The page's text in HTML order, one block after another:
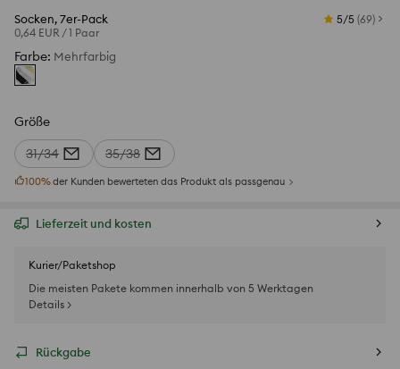
Socken, 7er-Pack
0,64 EUR /1 Paar
5/5 (69)
Farbe: Mehrfarbig
Größe
31/34
35/38
100%der Kunden bewerteten das Produkt als passgenau
Lieferzeit und kosten
Kurier/Paketshop
Die meisten Pakete kommen innerhalb von 5 Werktagen
Details >
Rückgabe